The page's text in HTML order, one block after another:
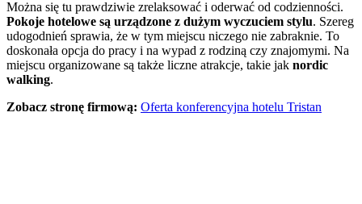
Można się tu prawdziwie zrelaksować i oderwać od codzienności.
Pokoje hotelowe są urządzone z dużym wyczuciem stylu. Szereg
udogodnień sprawia, że w tym miejscu niczego nie zabraknie. To
doskonała opcja do pracy i na wypad z rodziną czy znajomymi. Na
miejscu organizowane są także liczne atrakcje, takie jak nordic
walking.
Zobacz stronę firmową: Oferta konferencyjna hotelu Tristan